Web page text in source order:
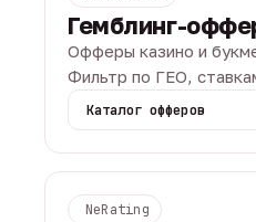
Гемблинг-
Офферы казино и
Фильтр по ГЕО,
Каталог офферов
NeRating